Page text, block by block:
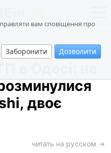
вам сповіщення про
Заборонити Дозволити
суспільство
події
кримінал
в Одесі: на
двоє
читать на русском →